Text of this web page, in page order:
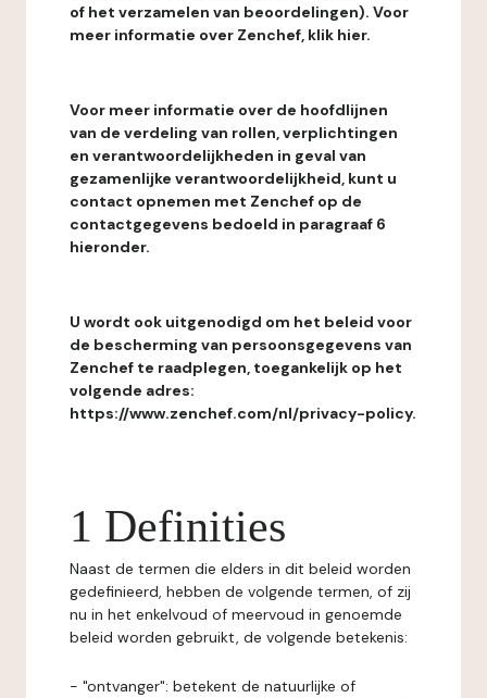
of het verzamelen van beoordelingen). Voor
meer informatie over Zenchef, klik hier.
Voor meer informatie over de hoofdlijnen
van de verdeling van rollen, verplichtingen
en verantwoordelijkheden in geval van
gezamenlijke verantwoordelijkheid, kunt u
contact opnemen met Zenchef op de
contactgegevens bedoeld in paragraaf 6
hieronder.
U wordt ook uitgenodigd om het beleid voor
de bescherming van persoonsgegevens van
Zenchef te raadplegen, toegankelijk op het
volgende adres:
https://www.zenchef.com/nl/privacy-policy.
1 Definities
Naast de termen die elders in dit beleid worden
gedefinieerd, hebben de volgende termen, of zij
nu in het enkelvoud of meervoud in genoemde
beleid worden gebruikt, de volgende betekenis:
- "ontvanger": betekent de natuurlijke of